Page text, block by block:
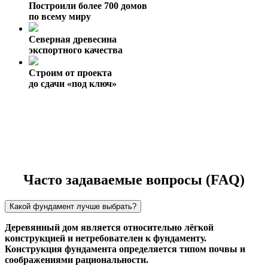
Построили более 700 домов
по всему миру
Северная древесина
экспортного качества
Строим от проекта
до сдачи «под ключ»
Часто задаваемые вопросы (FAQ)
Какой фундамент лучше выбрать?
Деревянный дом является относительно лёгкой
конструкцией и нетребователен к фундаменту.
Конструкция фундамента определяется типом почвы и
соображениями рациональности.